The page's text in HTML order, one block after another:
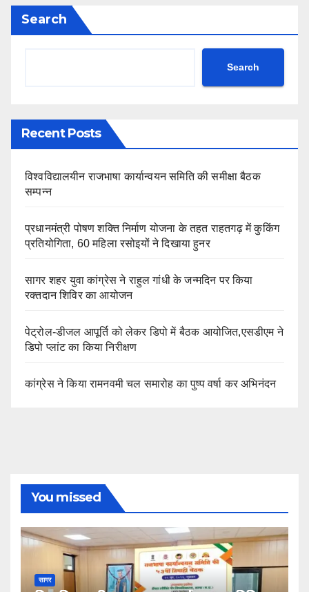
Search
Search
Recent Posts
विश्वविद्यालयीन राजभाषा कार्यान्वयन समिति की समीक्षा बैठक
सम्पन्न
प्रधानमंत्री पोषण शक्ति निर्माण योजना के तहत राहतगढ़ में कुकिंग
प्रतियोगिता, 60 महिला रसोइयों ने दिखाया हुनर
सागर शहर युवा कांग्रेस ने राहुल गांधी के जन्मदिन पर किया
रक्तदान शिविर का आयोजन
पेट्रोल-डीजल आपूर्ति को लेकर डिपो में बैठक आयोजित,एसडीएम ने
डिपो प्लांट का किया निरीक्षण
कांग्रेस ने किया रामनवमी चल समारोह का पुष्प वर्षा कर अभिनंदन
You missed
सागर